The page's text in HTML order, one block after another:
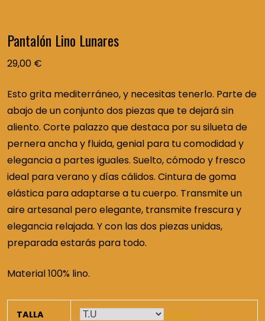
Pantalón Lino Lunares
29,00 €
Esto grita mediterráneo, y necesitas tenerlo. Parte de
abajo de un conjunto dos piezas que te dejará sin
aliento. Corte palazzo que destaca por su silueta de
pernera ancha y fluida, genial para tu comodidad y
elegancia a partes iguales. Suelto, cómodo y fresco
ideal para verano y días cálidos. Cintura de goma
elástica para adaptarse a tu cuerpo. Transmite un
aire artesanal pero elegante, transmite frescura y
elegancia relajada. Y con las dos piezas unidas,
preparada estarás para todo.
Material 100% lino.
TALLA Limpiar